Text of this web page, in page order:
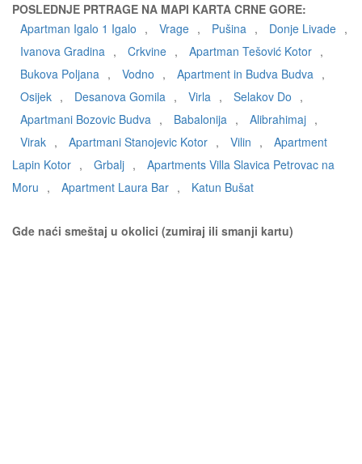
POSLEDNJE PRTRAGE NA MAPI KARTA CRNE GORE:
Apartman Igalo 1 Igalo , Vrage , Pušina , Donje Livade ,
Ivanova Gradina , Crkvine , Apartman Tešović Kotor ,
Bukova Poljana , Vodno , Apartment in Budva Budva ,
Osijek , Desanova Gomila , Virla , Selakov Do ,
Apartmani Bozovic Budva , Babalonija , Alibrahimaj ,
Virak , Apartmani Stanojevic Kotor , Vilin ,
Apartment
Lapin Kotor , Grbalj ,
Apartments Villa Slavica Petrovac na
Moru , Apartment Laura Bar , Katun Bušat
Gde naći smeštaj u okolici (zumiraj ili smanji kartu)